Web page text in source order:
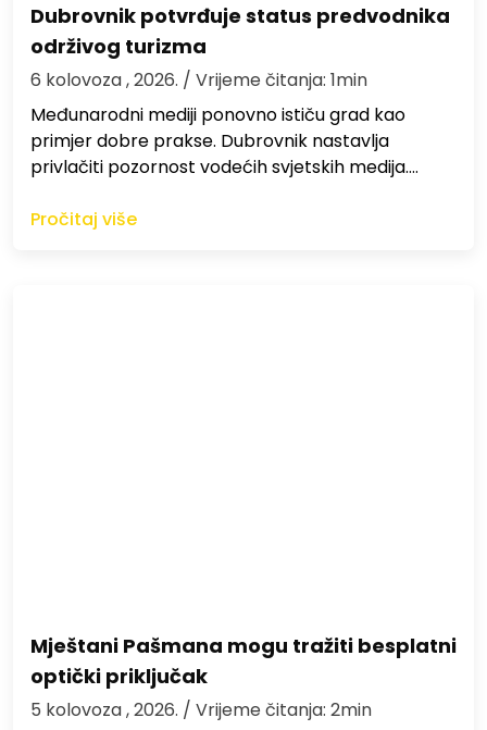
Dubrovnik potvrđuje status predvodnika
održivog turizma
6 kolovoza , 2026. / Vrijeme čitanja: 1min
Međunarodni mediji ponovno ističu grad kao
primjer dobre prakse. Dubrovnik nastavlja
privlačiti pozornost vodećih svjetskih medija.…
Pročitaj više
Mještani Pašmana mogu tražiti besplatni
optički priključak
5 kolovoza , 2026. / Vrijeme čitanja: 2min